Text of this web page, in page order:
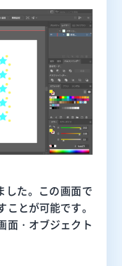
した。この画面で
とが可能です。
面・オブジェクト